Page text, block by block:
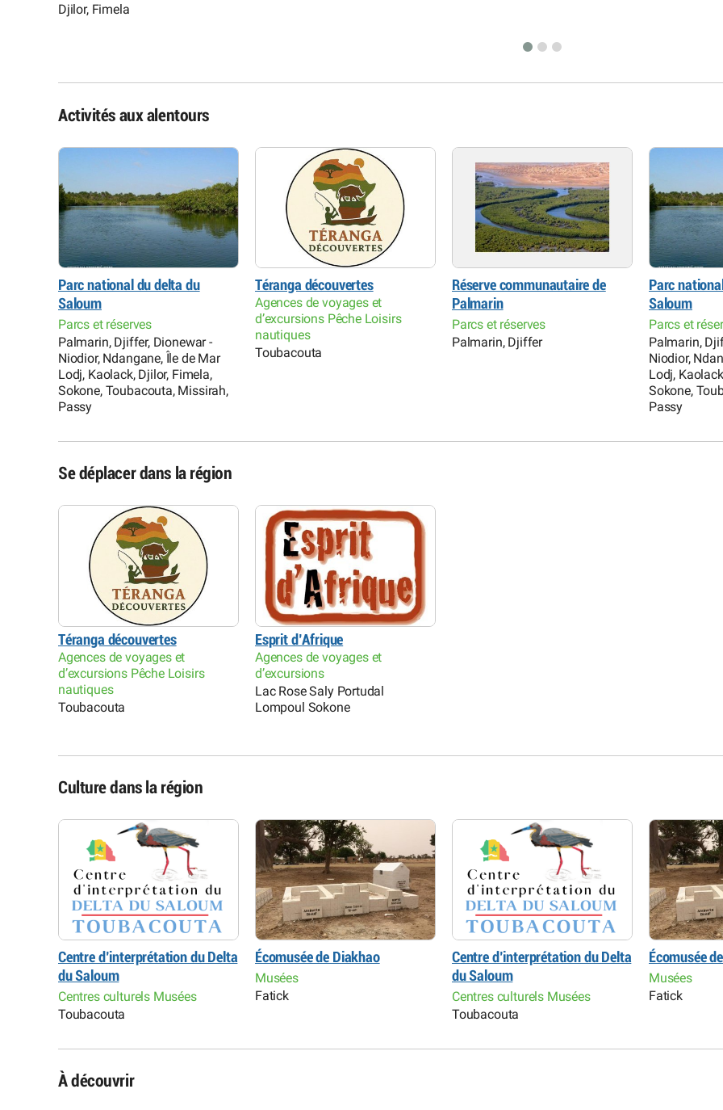
Djilor, Fimela
Activités aux alentours
Parc national du delta du
Saloum
Parcs et réserves
Palmarin, Djiffer, Dionewar -
Niodior, Ndangane, Île de Mar
Lodj, Kaolack, Djilor, Fimela,
Sokone, Toubacouta, Missirah,
Passy
Téranga découvertes
Agences de voyages et
d’excursions Pêche Loisirs
nautiques
Toubacouta
Réserve communautaire de
Palmarin
Parcs et réserves
Palmarin, Djiffer
Parc
Saloum
Parcs et
Palmarin,
Niodior,
Lodj,
Sokone,
Passy
Se déplacer dans la région
Téranga découvertes
Agences de voyages et
d’excursions Pêche Loisirs
nautiques
Toubacouta
Esprit d’Afrique
Agences de voyages et
d’excursions
Lac Rose Saly Portudal
Lompoul Sokone
Culture dans la région
Centre d’interprétation du Delta
du Saloum
Centres culturels Musées
Toubacouta
Écomusée de Diakhao
Musées
Fatick
Centre d’interprétation du Delta
du Saloum
Centres culturels Musées
Toubacouta
Écomusée
Musées
Fatick
À découvrir